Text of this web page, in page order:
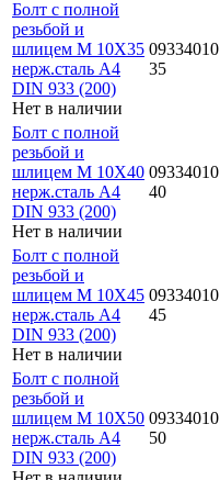
Болт с полной
резьбой и
шлицем M 10Х35
нерж.сталь A4
DIN 933 (200)
Нет в наличии
09334010
35
Болт с полной
резьбой и
шлицем M 10Х40
нерж.сталь A4
DIN 933 (200)
Нет в наличии
09334010
40
Болт с полной
резьбой и
шлицем M 10Х45
нерж.сталь A4
DIN 933 (200)
Нет в наличии
09334010
45
Болт с полной
резьбой и
шлицем M 10Х50
нерж.сталь A4
DIN 933 (200)
09334010
50